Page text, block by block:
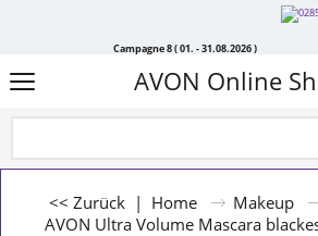
Campagne 8 ( 01. - 31.08.2026 )
AVON Online
<< Zurück | Home Makeup
AVON Ultra Volume Mascara